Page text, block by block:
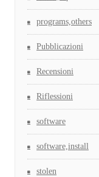
programs,others
Pubblicazioni
Recensioni
Riflessioni
software
software,install
stolen